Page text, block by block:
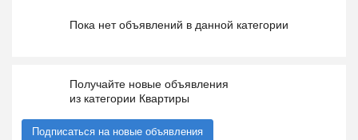
Пока нет объявлений в данной категории
Получайте новые объявления
из категории Квартиры
Подписаться на новые объявления